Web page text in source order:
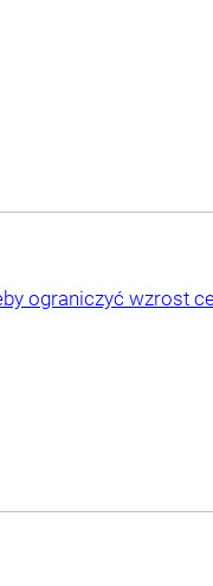
ograniczyć wzrost